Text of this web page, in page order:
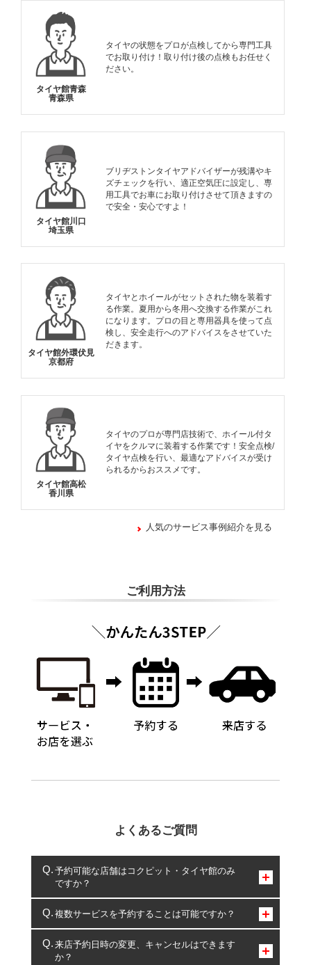
タイヤ館青森
青森県
タイヤの状態をプロが点検してから専門工具
でお取り付け！取り付け後の点検もお任せく
ださい。
タイヤ館川口
埼玉県
ブリヂストンタイヤアドバイザーが残溝やキ
ズチェックを行い、適正空気圧に設定し、専
用工具でお車にお取り付けさせて頂きますの
で安全・安心ですよ！
タイヤ館外環伏見
京都府
タイヤとホイールがセットされた物を装着す
る作業。夏用から冬用へ交換する作業がこれ
になります。プロの目と専用器具を使って点
検し、安全走行へのアドバイスをさせていた
だきます。
タイヤ館高松
香川県
タイヤのプロが専門店技術で、ホイール付タ
イヤをクルマに装着する作業です！安全点検/
タイヤ点検を行い、最適なアドバイスが受け
られるからおススメです。
人気のサービス事例紹介を見る
ご利用方法
よくあるご質問
予約可能な店舗はコクピット・タイヤ館のみ
ですか？
コクピット・タイヤ館のみとなります。
複数サービスを予約することは可能ですか？
複数サービスのご予約は可能です。
一部の商品・サービスの組み合わせに限り、同時にご予約が
来店予約日時の変更、キャンセルはできます
か？